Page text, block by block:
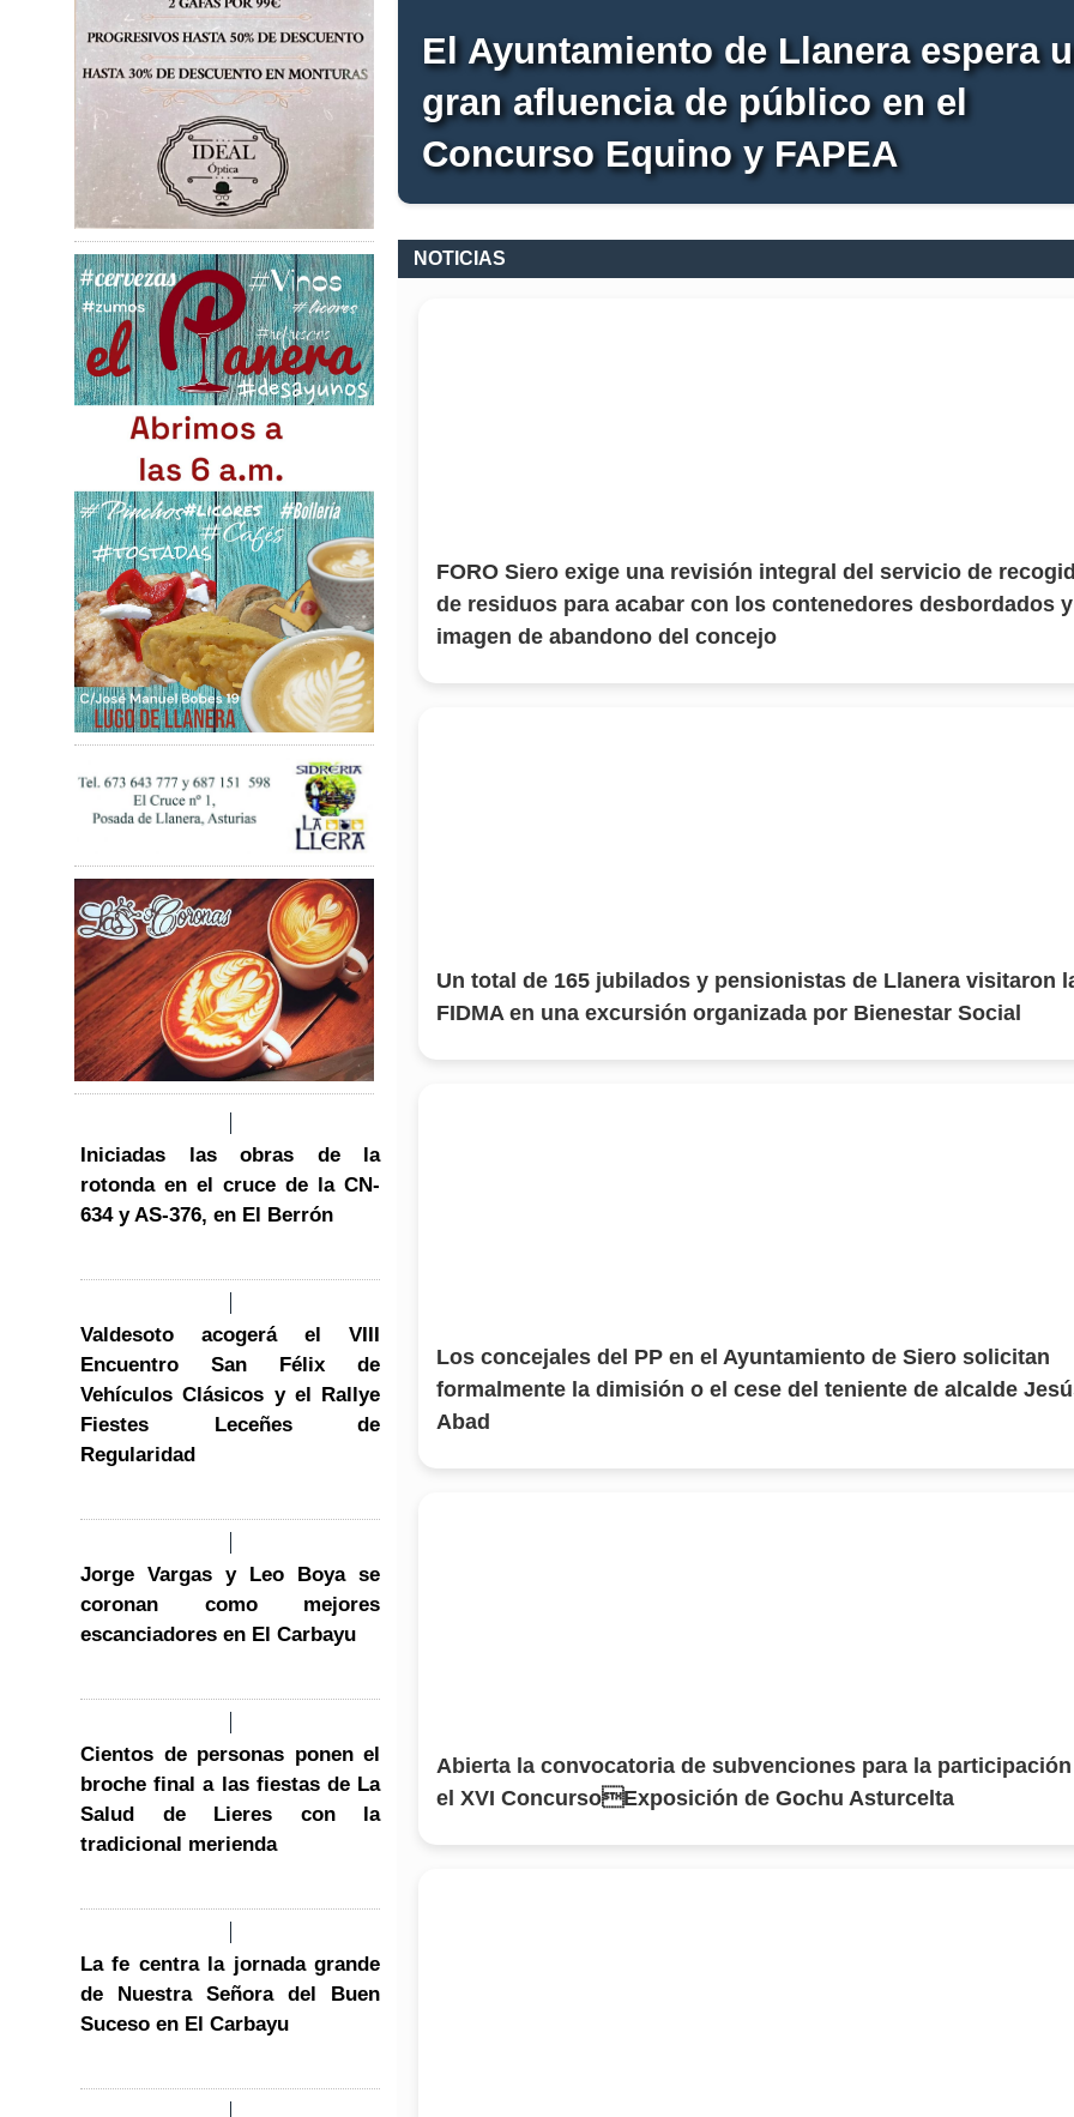
El Ayuntamiento de Llanera espera
gran afluencia de público en el
Concurso Equino y FAPEA
NOTICIAS
FORO Siero exige una revisión integral del servicio de
de residuos para acabar con los contenedores desbordados
imagen de abandono del concejo
Un total de 165 jubilados y pensionistas de Llanera visitaron
FIDMA en una excursión organizada por Bienestar Social
Los concejales del PP en el Ayuntamiento de Siero solicitan
formalmente la dimisión o el cese del teniente de alcalde
Abad
Abierta la convocatoria de subvenciones para la
el XVI ConcursoExposición de Gochu Asturcelta
Iniciadas las obras de la
rotonda en el cruce de la CN-
634 y AS-376, en El Berrón
Valdesoto acogerá el VIII
Encuentro San Félix de
Vehículos Clásicos y el Rallye
Fiestes Leceñes de
Regularidad
Jorge Vargas y Leo Boya se
coronan como mejores
escanciadores en El Carbayu
Cientos de personas ponen el
broche final a las fiestas de La
Salud de Lieres con la
tradicional merienda
La fe centra la jornada grande
de Nuestra Señora del Buen
Suceso en El Carbayu